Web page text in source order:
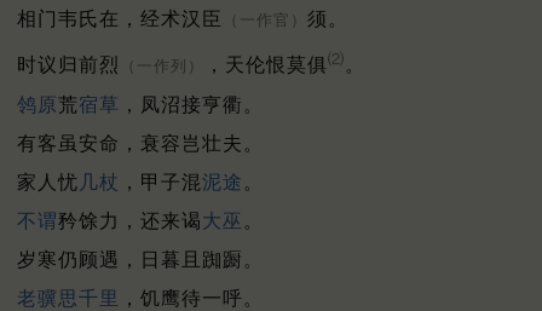
相门韦氏在，经术汉臣
（一作官） 须。
时议归前烈 （一作列） ，天伦恨莫俱⑵ 。
鸰原荒宿草 ，凤沼接亨衢。
有客虽安命，衰容岂壮夫。
家人忧 几杖 ，甲子混泥途 。
不谓矜馀力，还来谒大巫 。
岁寒仍顾遇，日暮且踟蹰。
老骥思千里 ，饥鹰待一呼。